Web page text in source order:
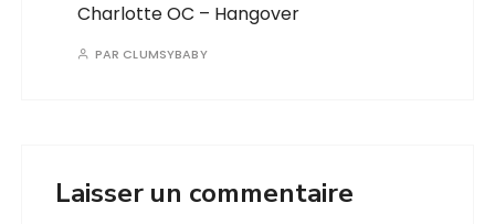
Charlotte OC – Hangover
PAR CLUMSYBABY
Laisser un commentaire